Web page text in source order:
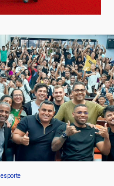
esporte